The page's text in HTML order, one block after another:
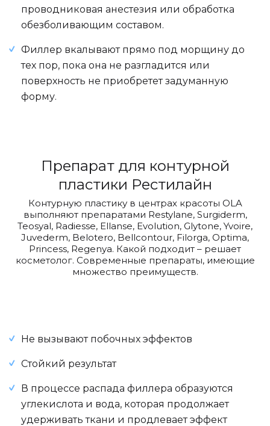
проводниковая анестезия или обработка
обезболивающим составом.
Филлер вкалывают прямо под морщину до
тех пор, пока она не разгладится или
поверхность не приобретет задуманную
форму.
Препарат для контурной
пластики Рестилайн
Контурную пластику в центрах красоты OLA
выполняют препаратами Restylane, Surgiderm,
Teosyal, Radiesse, Ellanse, Evolution, Glytone, Yvoire,
Juvederm, Belotero, Bellcontour, Filorga, Optima,
Princess, Regenya. Какой подходит – решает
косметолог. Современные препараты, имеющие
множество преимуществ.
Не вызывают побочных эффектов
Стойкий результат
В процессе распада филлера образуются
углекислота и вода, которая продолжает
удерживать ткани и продлевает эффект